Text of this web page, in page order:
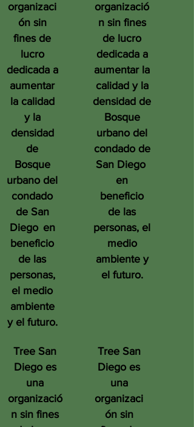
organizaci
ón sin
fines de
lucro
dedicada a
aumentar
la calidad
y la
densidad
de
Bosque
urbano del
condado
de San
Diego en
beneficio
de las
personas,
el medio
ambiente
y el futuro.
Tree San
Diego es
una
organizació
n sin fines
organizació
n sin fines
de lucro
dedicada a
aumentar la
calidad y la
densidad de
Bosque
urbano del
condado de
San Diego
en
beneficio
de las
personas, el
medio
ambiente y
el futuro.
Tree San
Diego es
una
organizaci
ón sin